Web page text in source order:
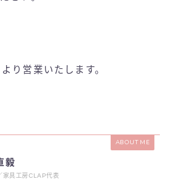
り営業いたします。
ABOUT ME
毅
家具工房CLAP代表